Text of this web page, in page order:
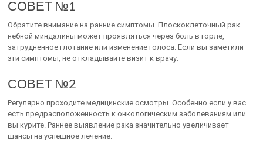
СОВЕТ №1
Обратите внимание на ранние симптомы. Плоскоклеточный рак
небной миндалины может проявляться через боль в горле,
затрудненное глотание или изменение голоса. Если вы заметили
эти симптомы, не откладывайте визит к врачу.
СОВЕТ №2
Регулярно проходите медицинские осмотры. Особенно если у вас
есть предрасположенность к онкологическим заболеваниям или
вы курите. Раннее выявление рака значительно увеличивает
шансы на успешное лечение.